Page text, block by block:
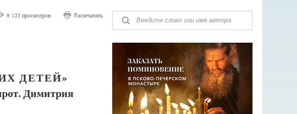
8 123 просмотров Распечатать
ДЕТЕЙ»
Димитрия